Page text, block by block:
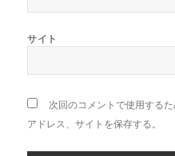
サイト
次回のコメントで使用する
アドレス、サイトを保存する。